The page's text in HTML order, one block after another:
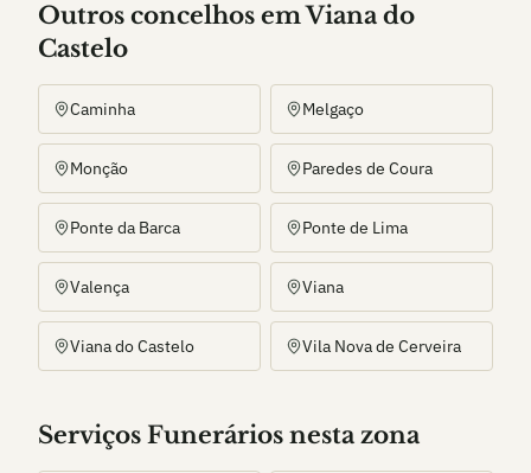
Outros concelhos em Viana do
Castelo
Caminha Melgaço
Monção Paredes de Coura
Ponte da Barca Ponte de Lima
Valença Viana
Viana do Castelo Vila Nova de Cerveira
Serviços Funerários nesta zona